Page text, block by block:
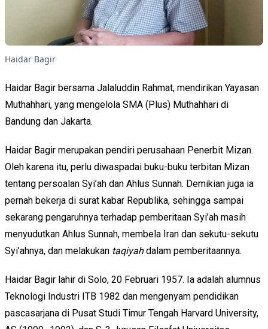
Haidar Bagir
Haidar Bagir bersama Jalaluddin Rahmat, mendirikan Yayasan
Muthahhari, yang mengelola SMA (Plus) Muthahhari di
Bandung dan Jakarta.
Haidar Bagir merupakan pendiri perusahaan Penerbit Mizan.
Oleh karena itu, perlu diwaspadai buku-buku terbitan Mizan
tentang persoalan Syi’ah dan Ahlus Sunnah. Demikian juga ia
pernah bekerja di surat kabar Republika, sehingga sampai
sekarang pengaruhnya terhadap pemberitaan Syi’ah masih
menyudutkan Ahlus Sunnah, membela Iran dan sekutu-sekutu
Syi’ahnya, dan melakukan taqiyahdalam pemberitaannya.
Haidar Bagir lahir di Solo, 20 Februari 1957. Ia adalah alumnus
Teknologi Industri ITB 1982 dan mengenyam pendidikan
pascasarjana di Pusat Studi Timur Tengah Harvard University,